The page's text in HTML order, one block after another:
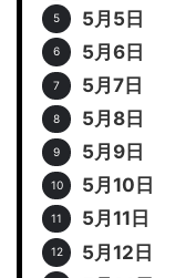
5月5日
5月6日
5月7日
5月8日
5月9日
5月10日
5月11日
5月12日